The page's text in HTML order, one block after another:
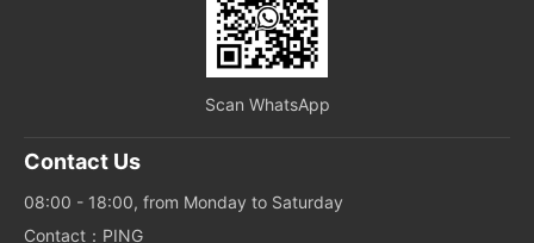
Scan WhatsApp
Contact Us
08:00 - 18:00, from Monday to Saturday
Contact：PING